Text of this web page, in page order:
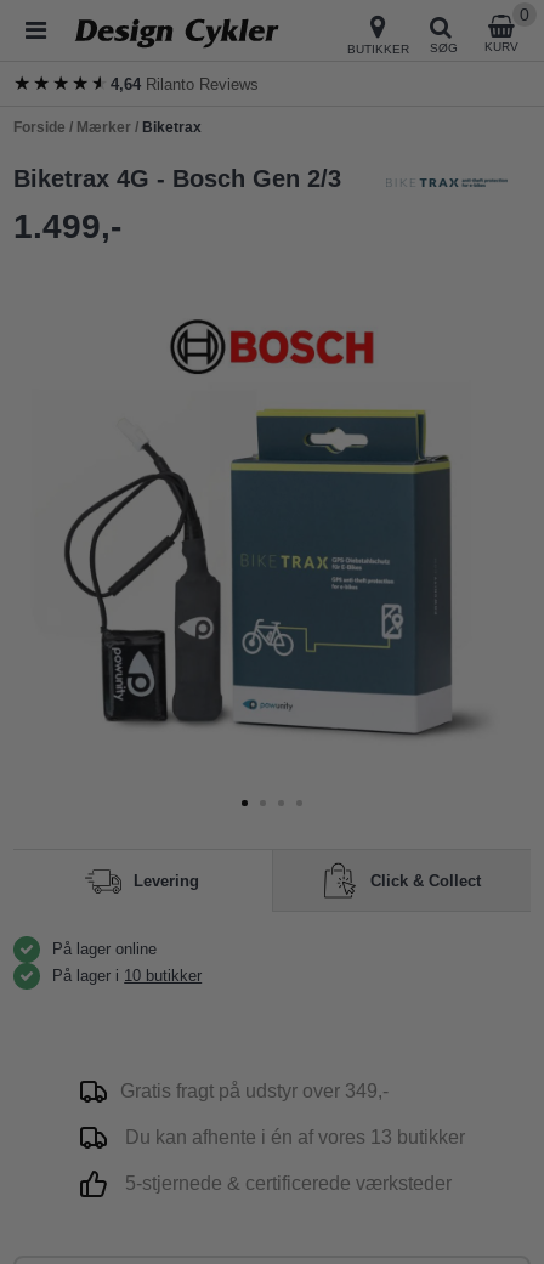
BUTIKKER SØG KURV
0
★★★★★
★★★★★4,64 Rilanto Reviews
Forside / Mærker / Biketrax
Biketrax 4G - Bosch Gen 2/3
1.499,-
Levering Click & Collect
På lager online
På lager i 10 butikker
Gratis fragt på udstyr over 349,-
Du kan afhente i én af vores 13 butikker
5-stjernede & certificerede værksteder